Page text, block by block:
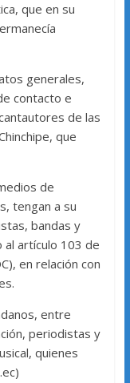
que en su
generales,
contacto e
de las
que
de
tengan a su
bandas y
al artículo 103 de
en relación con
entre
periodistas y
quienes